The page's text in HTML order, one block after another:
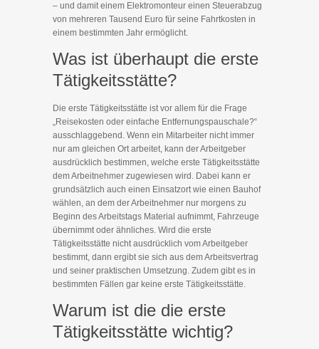
– und damit einem Elektromonteur einen Steuerabzug
von mehreren Tausend Euro für seine Fahrtkosten in
einem bestimmten Jahr ermöglicht.
Was ist überhaupt die erste
Tätigkeitsstätte?
Die erste Tätigkeitsstätte ist vor allem für die Frage
„Reisekosten oder einfache Entfernungspauschale?“
ausschlaggebend. Wenn ein Mitarbeiter nicht immer
nur am gleichen Ort arbeitet, kann der Arbeitgeber
ausdrücklich bestimmen, welche erste Tätigkeitsstätte
dem Arbeitnehmer zugewiesen wird. Dabei kann er
grundsätzlich auch einen Einsatzort wie einen Bauhof
wählen, an dem der Arbeitnehmer nur morgens zu
Beginn des Arbeitstags Material aufnimmt, Fahrzeuge
übernimmt oder ähnliches. Wird die erste
Tätigkeitsstätte nicht ausdrücklich vom Arbeitgeber
bestimmt, dann ergibt sie sich aus dem Arbeitsvertrag
und seiner praktischen Umsetzung. Zudem gibt es in
bestimmten Fällen gar keine erste Tätigkeitsstätte.
Warum ist die die erste
Tätigkeitsstätte wichtig?